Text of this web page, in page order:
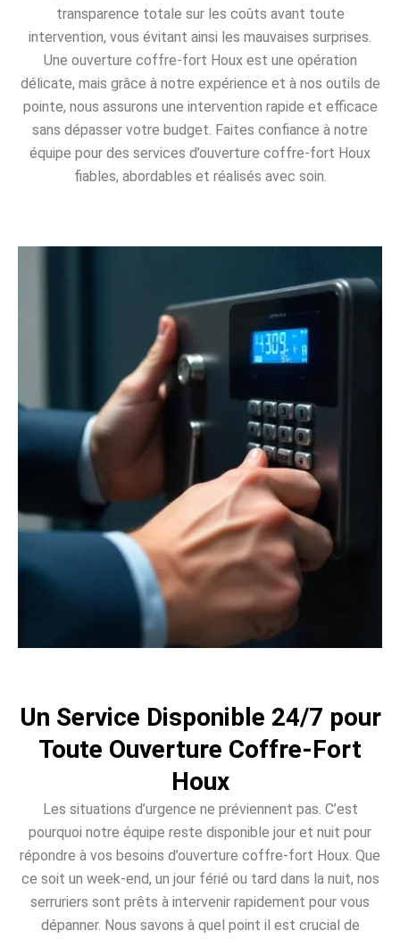
transparence totale sur les coûts avant toute
intervention, vous évitant ainsi les mauvaises surprises.
Une ouverture coffre-fort Houx est une opération
délicate, mais grâce à notre expérience et à nos outils de
pointe, nous assurons une intervention rapide et efficace
sans dépasser votre budget. Faites confiance à notre
équipe pour des services d’ouverture coffre-fort Houx
fiables, abordables et réalisés avec soin.
Un Service Disponible 24/7 pour
Toute Ouverture Coffre-Fort
Houx
Les situations d’urgence ne préviennent pas. C’est
pourquoi notre équipe reste disponible jour et nuit pour
répondre à vos besoins d’ouverture coffre-fort Houx. Que
ce soit un week-end, un jour férié ou tard dans la nuit, nos
serruriers sont prêts à intervenir rapidement pour vous
dépanner. Nous savons à quel point il est crucial de